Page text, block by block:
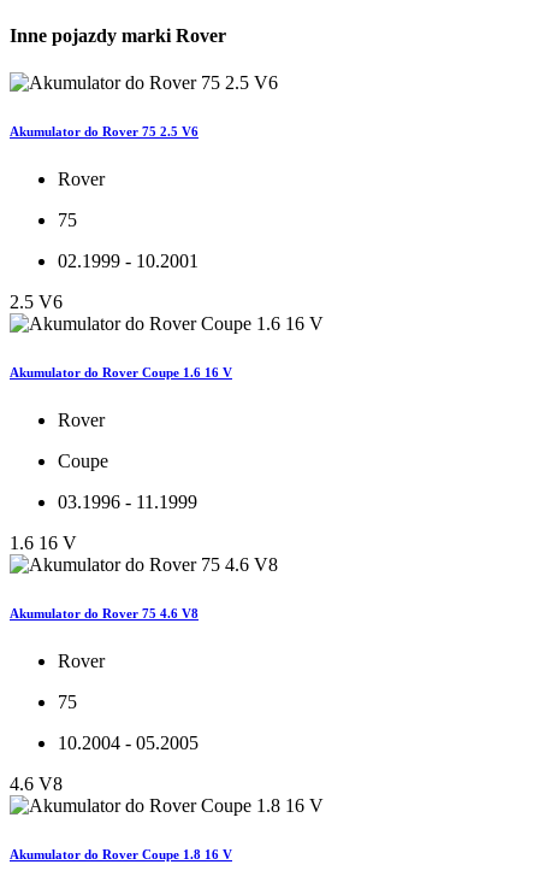
Inne pojazdy marki Rover
Akumulator do Rover 75 2.5 V6
Rover
75
02.1999 - 10.2001
2.5 V6
Akumulator do Rover Coupe 1.6 16 V
Rover
Coupe
03.1996 - 11.1999
1.6 16 V
Akumulator do Rover 75 4.6 V8
Rover
75
10.2004 - 05.2005
4.6 V8
Akumulator do Rover Coupe 1.8 16 V